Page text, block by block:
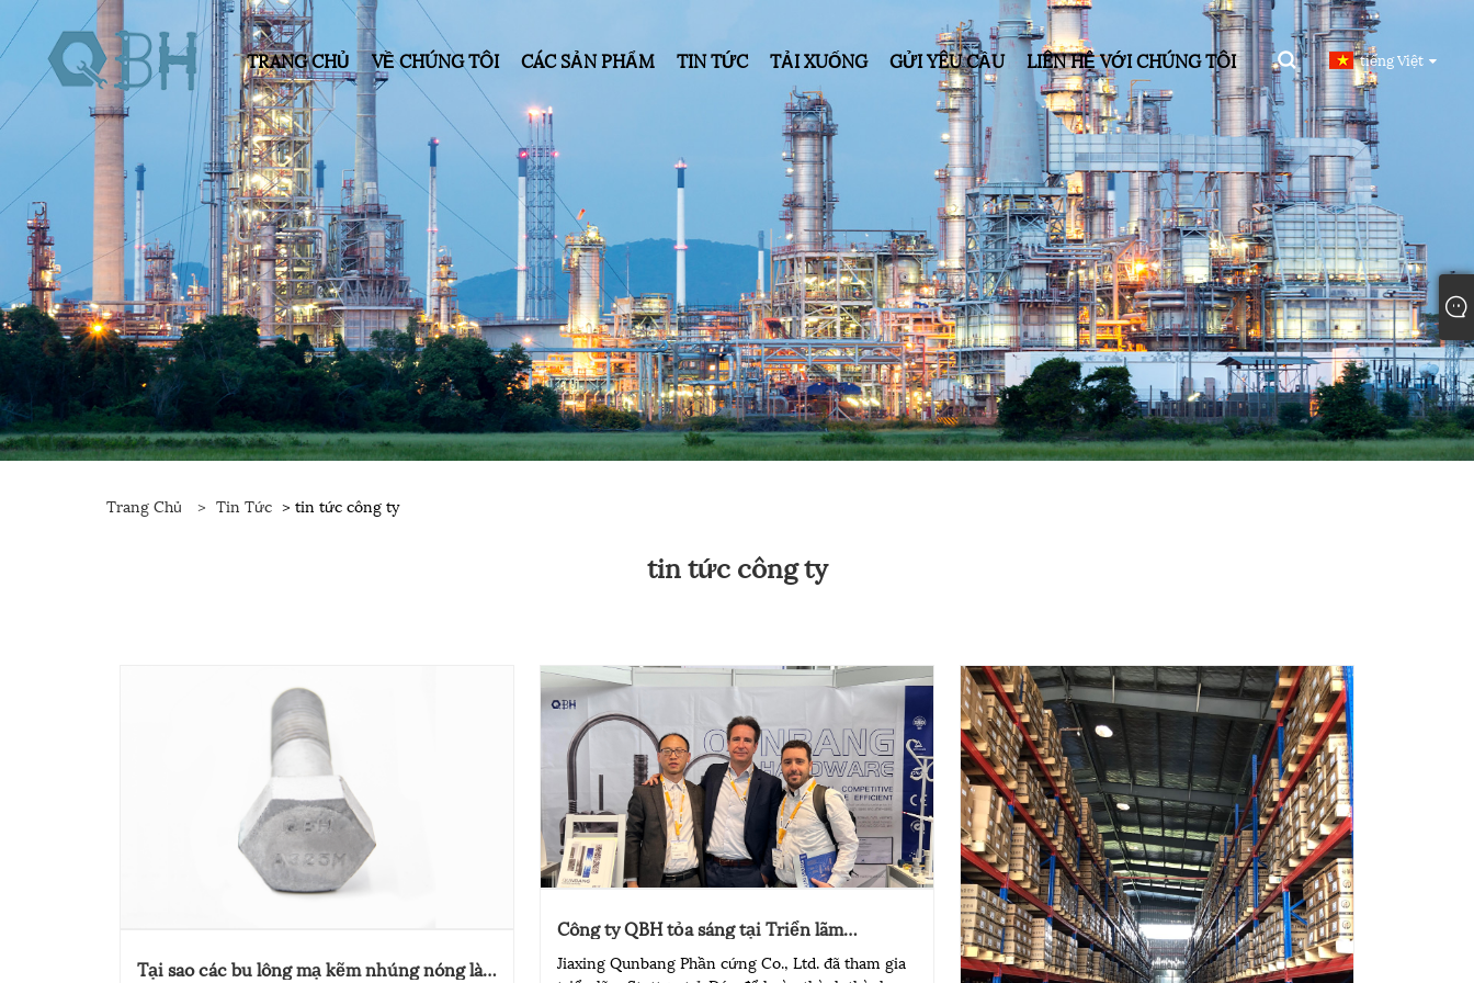
TRANG CHỦ VỀ CHÚNG TÔI CÁC SẢN PHẨM TIN TỨC TẢI XUỐNG GỬI YÊU CẦU LIÊN HỆ VỚI CHÚNG TÔI tiếng Việt
Trang Chủ > Tin Tức > tin tức công ty
tin tức công ty
Tại sao các bu lông mạ kẽm nhúng nóng là
Công ty QBH tỏa sáng tại Triển lãm
hưởng thương hiệu của nó được tăng
Jiaxing Qunbang Phần cứng Co., Ltd. đã tham gia